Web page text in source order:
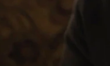
27 de septiembre
El nuevo tráiler